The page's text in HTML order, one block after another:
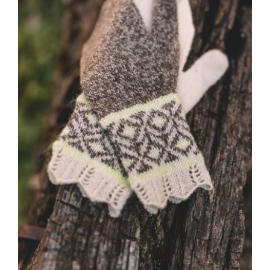
Blog
Contacto
Newsletter
Carrito
Mi cuenta